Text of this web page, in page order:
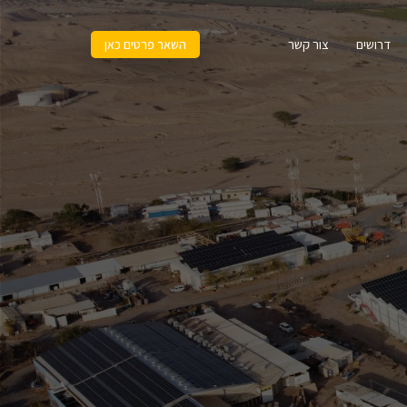
דרושים צור קשר השאר פרטים כאן